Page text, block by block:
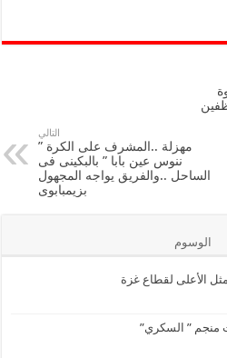
التالي
مهزلة ..المشرف على الكرة ”
ننوس عين بابا ” بالبكينى فى
الساحل ..والفريق يواجه المجهول
بزيمبابوى
الوسوم
الأعلى لقطاع غزة
منجم ” السكري”